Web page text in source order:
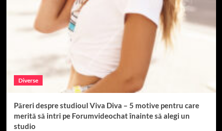
Diverse
Păreri despre studioul Viva Diva – 5 motive pentru care
merită să intri pe Forumvideochat înainte să alegi un
studio